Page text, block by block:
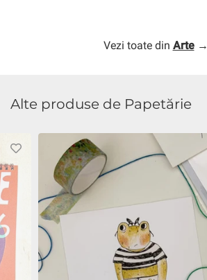
Vezi toate din Arte→
Alte produse de Papetărie